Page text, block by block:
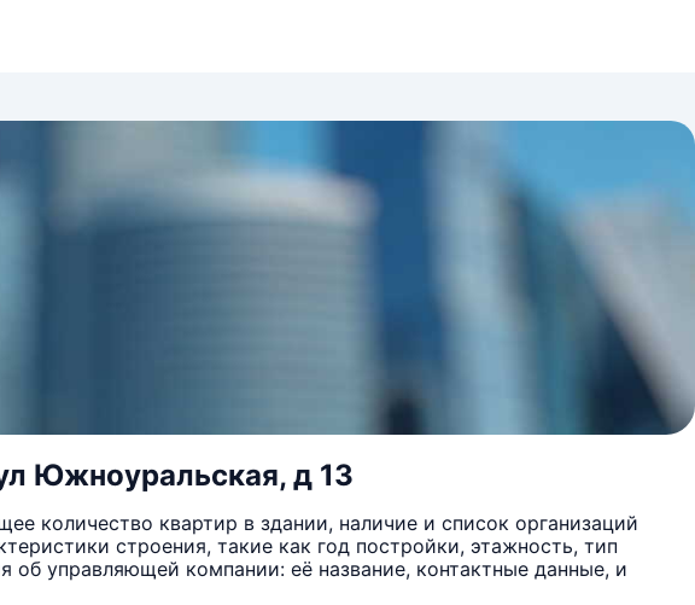
Южноуральская, д 13
количество квартир в здании, наличие и список организаций
строения, такие как год постройки, этажность, тип
управляющей компании: её название, контактные данные, и